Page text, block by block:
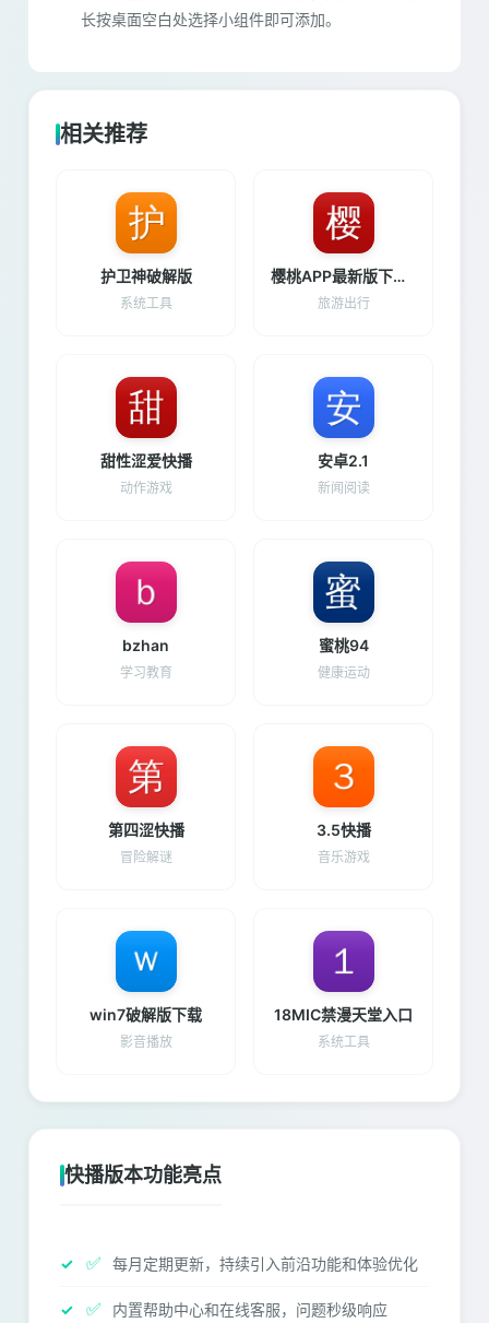
长按桌面空白处选择小组件即可添加。
相关推荐
护卫神破解版
系统工具
樱桃APP最新版下载方法
旅游出行
甜性涩爱快播
动作游戏
安卓2.1
新闻阅读
bzhan
学习教育
蜜桃94
健康运动
第四涩快播
冒险解谜
3.5快播
音乐游戏
win7破解版下载
影音播放
18MIC禁漫天堂入口
系统工具
快播版本功能亮点
✅ 每月定期更新，持续引入前沿功能和体验优化
✅ 内置帮助中心和在线客服，问题秒级响应